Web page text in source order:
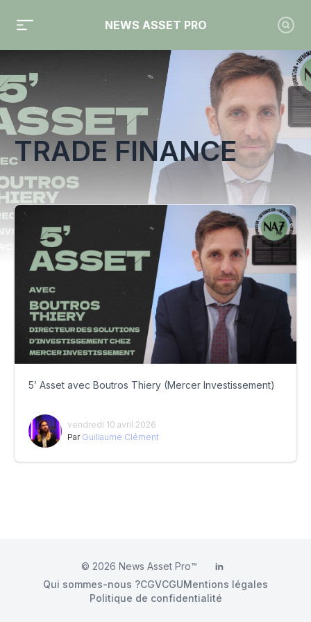
NEWS ASSET PRO
Toute l'actualité sur le tag "Trade Finance"
TRADE FINANCE
5’ Asset avec Boutros Thiery (Mercer Investissement)
vendredi 10 avril 2026
Par Guillaume Clément
© 2026 News Asset Pro™ LinkedIn
Qui sommes-nous ?CGVCGUMentions légales
Politique de confidentialité